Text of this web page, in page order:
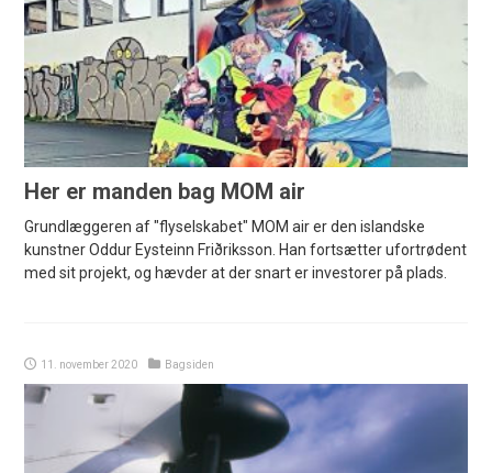
Her er manden bag MOM air
Grundlæggeren af "flyselskabet" MOM air er den islandske
kunstner Oddur Eysteinn Friðriksson. Han fortsætter ufortrødent
med sit projekt, og hævder at der snart er investorer på plads.
11. november 2020 Bagsiden